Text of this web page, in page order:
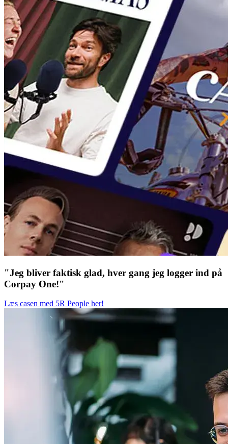
"Jeg bliver faktisk glad, hver gang jeg logger ind på
Corpay One!"
Læs casen med 5R People her!